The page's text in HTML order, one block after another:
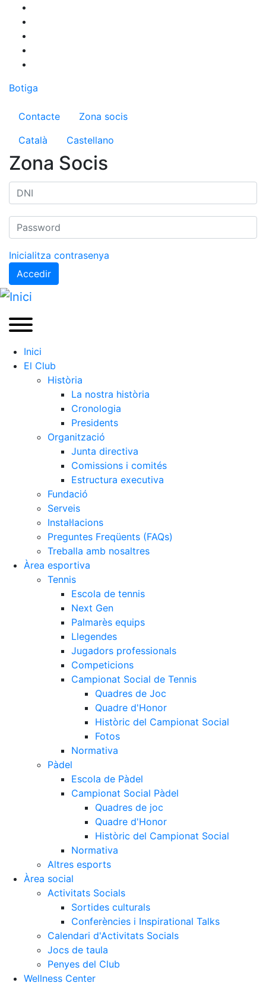
contingut
Botiga
Menú del compte d'usuari
Contacte
Zona socis
Català
Castellano
Zona Socis
Inicialitza contrasenya
Accedir
Inici
El Club
Història
La nostra història
Cronologia
Presidents
Organització
Junta directiva
Comissions i comités
Estructura executiva
Fundació
Serveis
Instal·lacions
Preguntes Freqüents (FAQs)
Treballa amb nosaltres
Àrea esportiva
Tennis
Escola de tennis
Next Gen
Palmarès equips
Llegendes
Jugadors professionals
Competicions
Campionat Social de Tennis
Quadres de Joc
Quadre d'Honor
Històric del Campionat Social
Fotos
Normativa
Pàdel
Escola de Pàdel
Campionat Social Pàdel
Quadres de joc
Quadre d'Honor
Històric del Campionat Social
Normativa
Altres esports
Àrea social
Activitats Socials
Sortides culturals
Conferències i Inspirational Talks
Calendari d'Activitats Socials
Jocs de taula
Penyes del Club
Wellness Center